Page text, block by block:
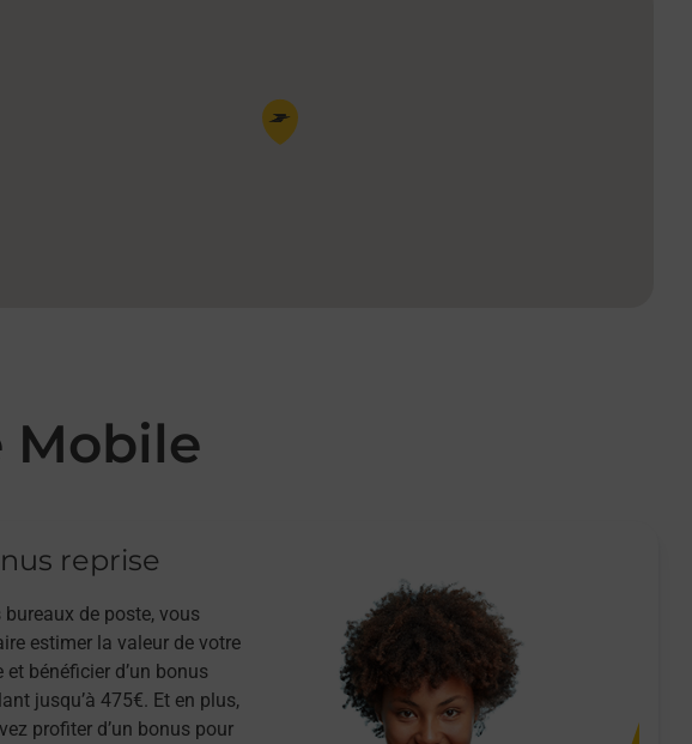
Pin de la carte
Mobile
reprise
bureaux de poste, vous
estimer la valeur de votre
et bénéficier d’un bonus
jusqu’à 475€. Et en plus,
profiter d’un bonus pour